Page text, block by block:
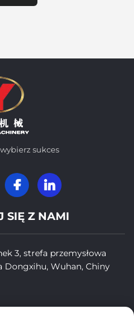
sukces
SIĘ Z NAMI
3, strefa przemysłowa
Dongxihu, Wuhan, Chiny